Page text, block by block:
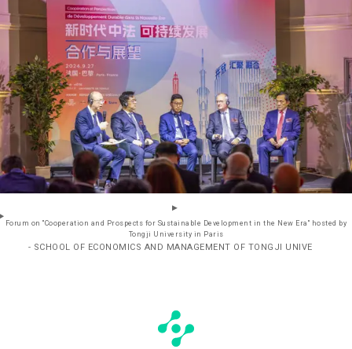
Forum on "Cooperation and Prospects for Sustainable Development in the New Era" hosted by
Tongji University in Paris
- SCHOOL OF ECONOMICS AND MANAGEMENT OF TONGJI UNIVE